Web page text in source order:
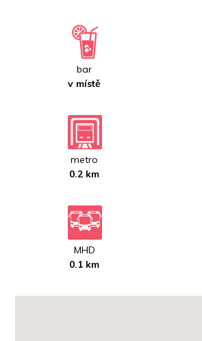
bar
v místě
metro
0.2 km
MHD
0.1 km